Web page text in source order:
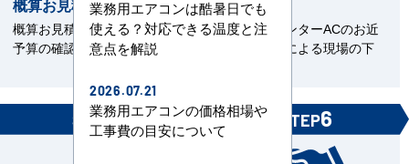
概算お見積をご覧いただきご
予算の確認。
エアコンセンターACのお近
くの直工店による現場の下
STEP5 STEP6
業務用エアコンは酷暑日でも
使える？対応できる温度と注
意点を解説
2026.07.21
業務用エアコンの価格相場や
工事費の目安について